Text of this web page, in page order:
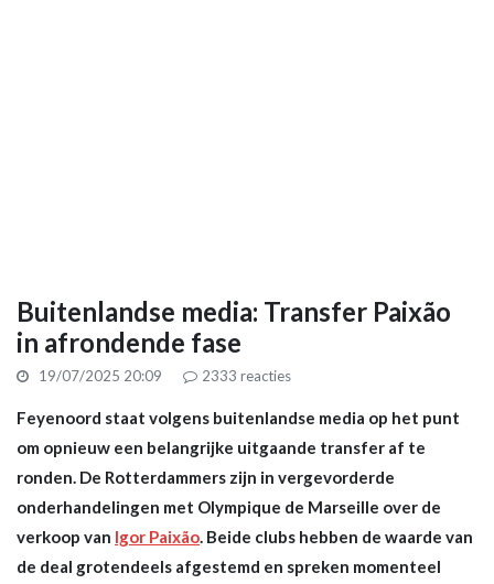
Buitenlandse media: Transfer Paixão
in afrondende fase
19/07/2025 20:09 2333 reacties
Feyenoord staat volgens buitenlandse media op het punt
om opnieuw een belangrijke uitgaande transfer af te
ronden. De Rotterdammers zijn in vergevorderde
onderhandelingen met Olympique de Marseille over de
verkoop van Igor Paixão. Beide clubs hebben de waarde van
de deal grotendeels afgestemd en spreken momenteel